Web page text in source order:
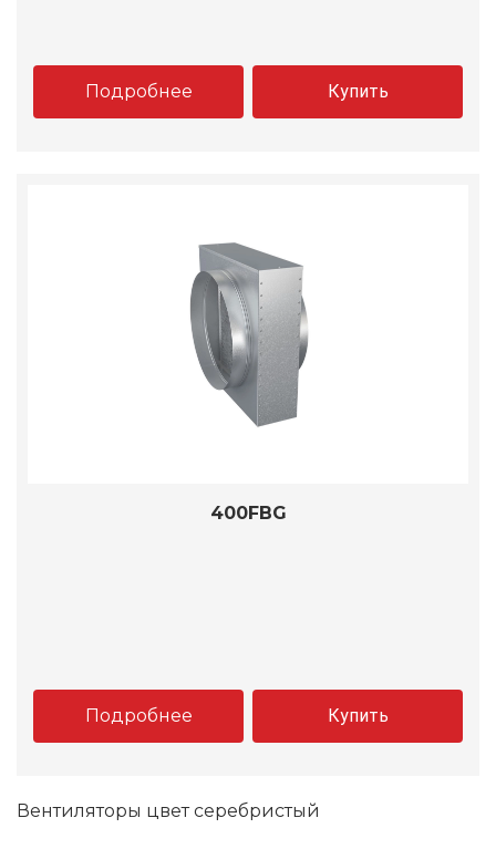
Подробнее Купить
400FBG
Подробнее Купить
Вентиляторы цвет серебристый